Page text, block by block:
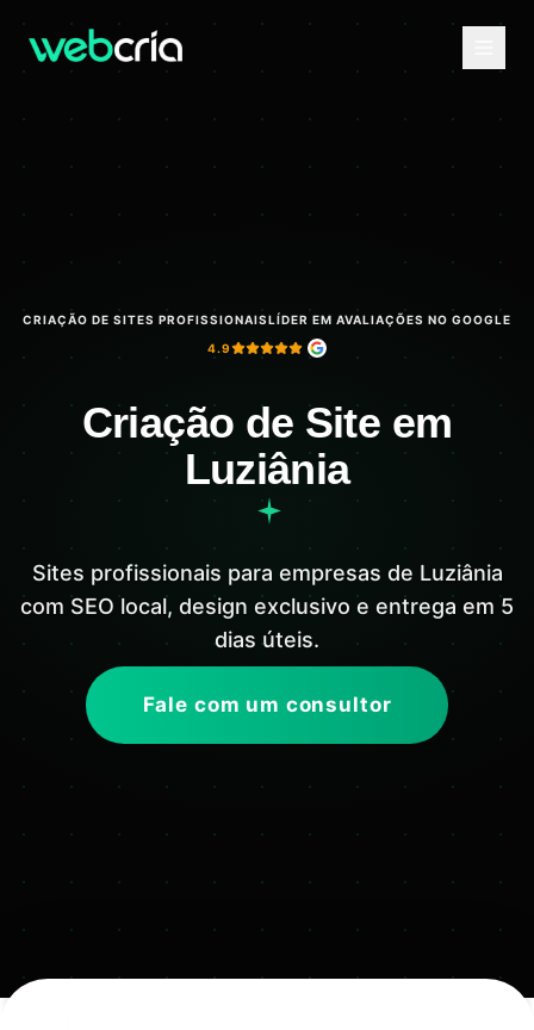
CRIAÇÃO DE SITES PROFISSIONAISLÍDER EM AVALIAÇÕES NO GOOGLE
4.9
Criação de Site em
Luziânia
Sites profissionais para empresas de Luziânia
com SEO local, design exclusivo e entrega em 5
dias úteis.
Fale com um consultor